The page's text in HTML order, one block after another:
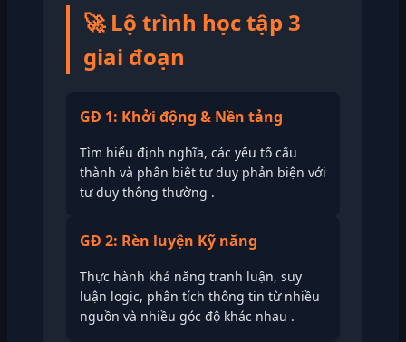
🚀 Lộ trình học tập 3
giai đoạn
GĐ 1: Khởi động & Nền tảng
Tìm hiểu định nghĩa, các yếu tố cấu
thành và phân biệt tư duy phản biện với
tư duy thông thường .
GĐ 2: Rèn luyện Kỹ năng
Thực hành khả năng tranh luận, suy
luận logic, phân tích thông tin từ nhiều
nguồn và nhiều góc độ khác nhau .